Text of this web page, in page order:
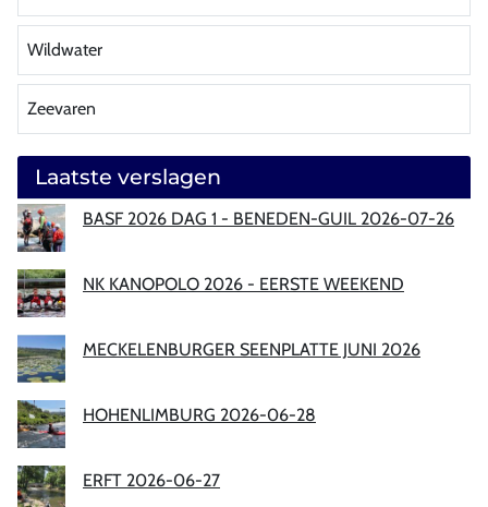
Wildwater
Zeevaren
Laatste verslagen
BASF 2026 DAG 1 - BENEDEN-GUIL 2026-07-26
NK KANOPOLO 2026 - EERSTE WEEKEND
MECKELENBURGER SEENPLATTE JUNI 2026
HOHENLIMBURG 2026-06-28
ERFT 2026-06-27